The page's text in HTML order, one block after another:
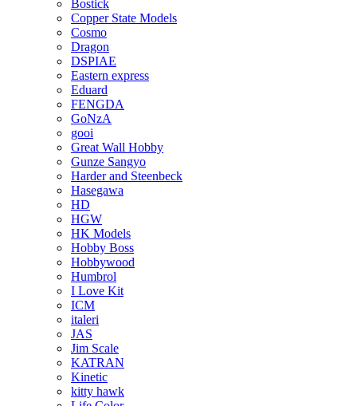
Bostick
Copper State Models
Cosmo
Dragon
DSPIAE
Eastern express
Eduard
FENGDA
GoNzA
gooi
Great Wall Hobby
Gunze Sangyo
Harder and Steenbeck
Hasegawa
HD
HGW
HK Models
Hobby Boss
Hobbywood
Humbrol
I Love Kit
ICM
italeri
JAS
Jim Scale
KATRAN
Kinetic
kitty hawk